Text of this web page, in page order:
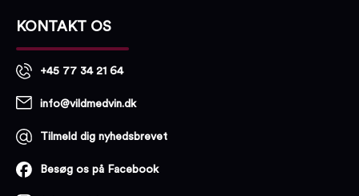
KONTAKT OS
+45 77 34 21 64
info@vildmedvin.dk
Tilmeld dig nyhedsbrevet
Besøg os på Facebook